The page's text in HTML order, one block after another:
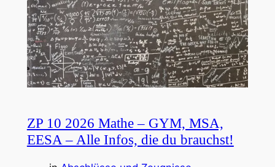
ZP 10 2026 Mathe – GYM, MSA,
EESA – Alle Infos, die du brauchst!